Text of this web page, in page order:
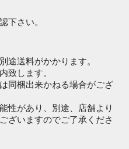
下さい。
途送料がかかります。
致します。
同梱出来かねる場合がござ
性があり、別途、店舗より
ざいますのでご了承くださ